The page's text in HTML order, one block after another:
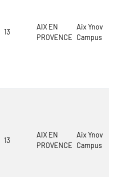
13
AIX EN
PROVENCE
Aix Ynov
Campus
13
AIX EN
PROVENCE
Aix Ynov
Campus